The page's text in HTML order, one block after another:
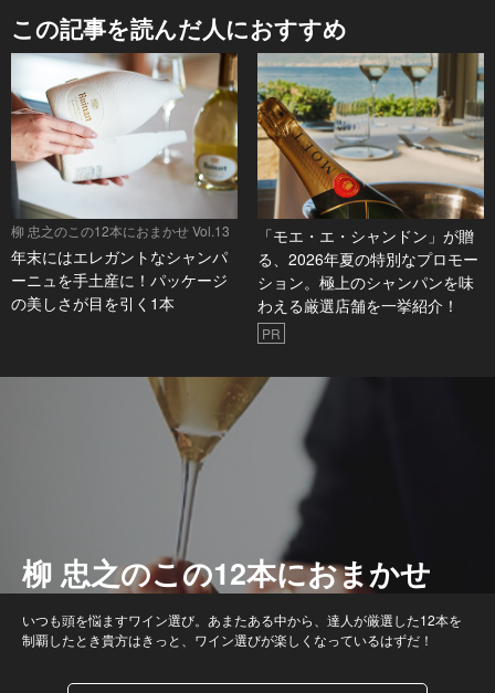
た
ま
この記事を読んだ人におすすめ
柳 忠之のこの12本におまかせ Vol.13
年末にはエレガントなシャンパ
ーニュを手土産に！パッケージ
の美しさが目を引く1本
「モエ・エ・シャンドン」が贈
る、2026年夏の特別なプロモー
ション。極上のシャンパンを味
わえる厳選店舗を一挙紹介！
PR
柳 忠之のこの12本におまかせ
いつも頭を悩ますワイン選び。あまたある中から、達人が厳選した12本を
制覇したとき貴方はきっと、ワイン選びが楽しくなっているはずだ！